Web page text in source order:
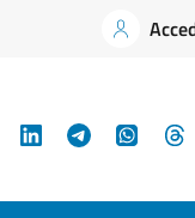
InstagramLinkedInTelegram